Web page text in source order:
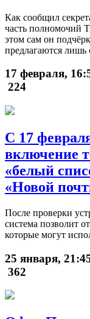
Как сообщил
часть полномочий
этом сам он
предлагаются лишь
17 февраля,
224
С 17
включение
«белый
«Новой
После проверки
система позволит
которые могут
25 января,
362